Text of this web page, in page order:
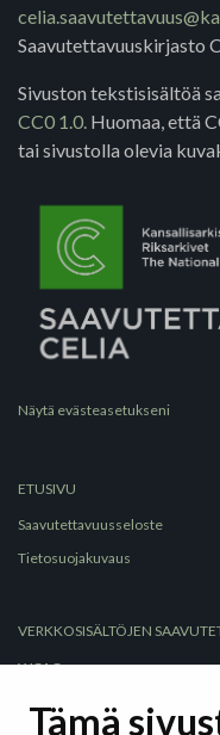
Tämä
Saavutettavuuskirjasto
Sivuston tekstisisältöä
CC0 1.0. Huomaa, että
tai sivustolla olevia
Näytä evästeasetukseni
ETUSIVU
Saavutettavuusseloste
Tietosuojakuvaus
VERKKOSISÄLTÖJEN
WCAG